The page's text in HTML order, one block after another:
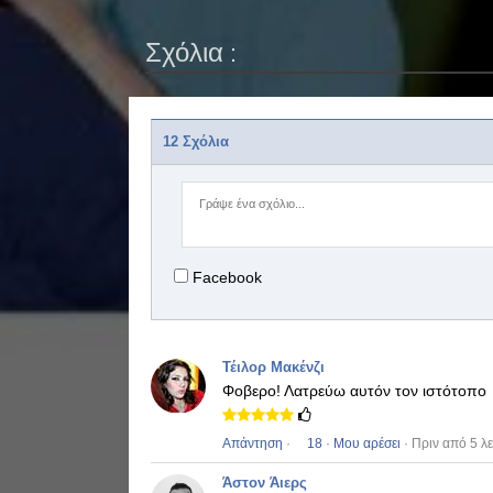
Σχόλια :
12 Σχόλια
Facebook
Τέιλορ Μακένζι
Φοβερο! Λατρεύω αυτόν τον ιστότοπο
Απάντηση · 18 · Μου αρέσει · Πριν από 5
Άστον Άιερς